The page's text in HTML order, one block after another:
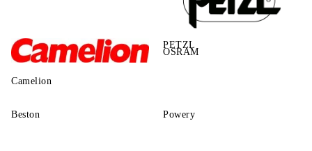
PETZL
Camelion
OSRAM
Beston Powery